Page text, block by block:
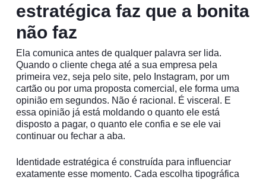
estratégica faz que a bonita
não faz
Ela comunica antes de qualquer palavra ser lida.
Quando o cliente chega até a sua empresa pela
primeira vez, seja pelo site, pelo Instagram, por um
cartão ou por uma proposta comercial, ele forma uma
opinião em segundos. Não é racional. É visceral. E
essa opinião já está moldando o quanto ele está
disposto a pagar, o quanto ele confia e se ele vai
continuar ou fechar a aba.
Identidade estratégica é construída para influenciar
exatamente esse momento. Cada escolha tipográfica